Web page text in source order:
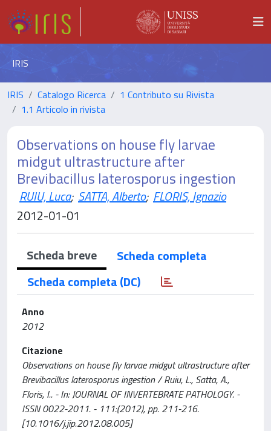
IRIS
IRIS Catalogo Ricerca
1 Contributo su Rivista
1.1 Articolo in rivista
Observations on house fly larvae
midgut ultrastructure after
Brevibacillus laterosporus ingestion
RUIU, Luca; SATTA, Alberto; FLORIS, Ignazio
2012-01-01
Scheda breve
Scheda completa
Scheda completa (DC)
Anno
2012
Citazione
Observations on house fly larvae midgut ultrastructure after
Brevibacillus laterosporus ingestion / Ruiu, L., Satta, A.,
Floris, I.. - In: JOURNAL OF INVERTEBRATE PATHOLOGY. -
ISSN 0022-2011. - 111:(2012), pp. 211-216.
[10.1016/j.jip.2012.08.005]